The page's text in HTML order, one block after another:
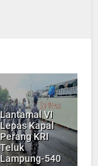
Lantamal VI
Lepas Kapal
Perang KRI
Teluk
Lampung-540